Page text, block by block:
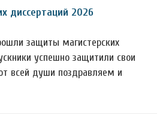
диссертаций 2026
защиты магистерских
успешно защитили свои
всей души поздравляем и